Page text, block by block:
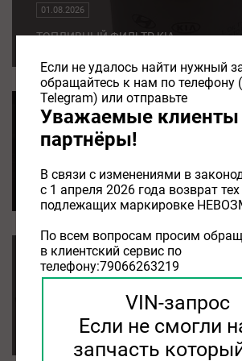
01.08.2026
ТОПЛИВНЫЙ ФИЛЬТР KIA
воздушный фильтр kia rio 3
воздушный фильтр kia rio 3
фильтр воздушный kia
фильтр воздушный kia sorento
Если не удалось найти нужный
обращайтесь к нам по телефону
Telegram) или отправьте
Уважаемые клиенты
партнёры!
В связи с изменениями в
с 1 апреля 2026 года возврат
подлежащих маркировке
По всем вопросам просим
в клиентский сервис по
телефону:79066263219
VIN-запрос
Если не смогли
запчасть